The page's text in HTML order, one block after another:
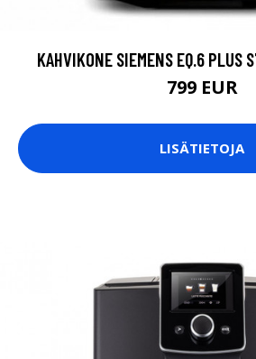
KAHVIKONE SIEMENS EQ.6 PLUS
799 EUR
LISÄTIETOJA